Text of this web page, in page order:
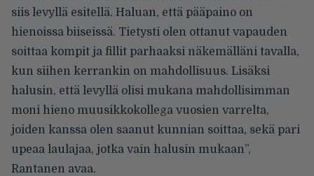
siis levyllä esitellä. Haluan, että pääpaino on
hienoissa biiseissä. Tietysti olen ottanut vapauden
soittaa kompit ja fillit parhaaksi näkemälläni tavalla,
kun siihen kerrankin on mahdollisuus. Lisäksi
halusin, että levyllä olisi mukana mahdollisimman
moni hieno muusikkokollega vuosien varrelta,
joiden kanssa olen saanut kunnian soittaa, sekä pari
upeaa laulajaa, jotka vain halusin mukaan”,
Rantanen avaa.